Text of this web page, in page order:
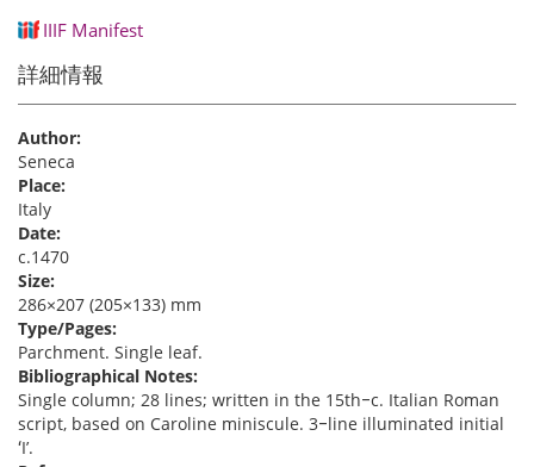
IIIF Manifest
詳細情報
Author:
Seneca
Place:
Italy
Date:
c.1470
Size:
286×207 (205×133) mm
Type/Pages:
Parchment. Single leaf.
Bibliographical Notes:
Single column; 28 lines; written in the 15th‒c. Italian Roman
script, based on Caroline miniscule. 3‒line illuminated initial
ʻIʼ.